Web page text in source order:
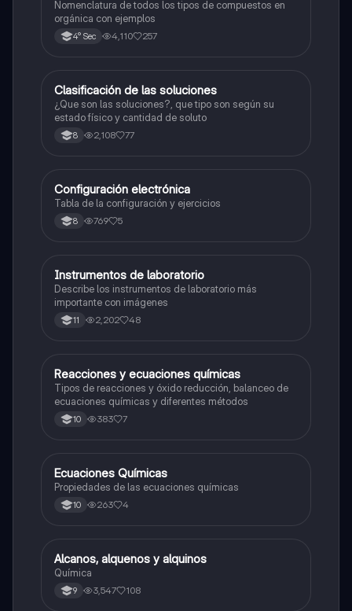
Nomenclatura de todos los tipos de compuestos en
orgánica con ejemplos
4° Sec 4,110 257
Química
Clasificación de las soluciones
¿Que son las soluciones?, que tipo son según su
estado físico y cantidad de soluto
8 2,108 77
Química
Configuración electrónica
Tabla de la configuración y ejercicios
8 769 5
Química
Instrumentos de laboratorio
Describe los instrumentos de laboratorio más
importante con imágenes
11 2,202 48
Química
Reacciones y ecuaciones químicas
Tipos de reacciones y óxido reducción, balanceo de
ecuaciones químicas y diferentes métodos
10 383 7
Química
Ecuaciones Químicas
Propiedades de las ecuaciones químicas
10 263 4
Química
Alcanos, alquenos y alquinos
Química
9 3,547 108